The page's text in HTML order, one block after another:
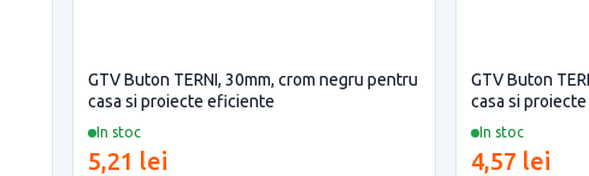
In stoc
GTV Buton TERNI, 30mm, crom negru pentru
casa si proiecte eficiente
5,21 lei
In stoc
GTV Buton
casa si
4,57 lei